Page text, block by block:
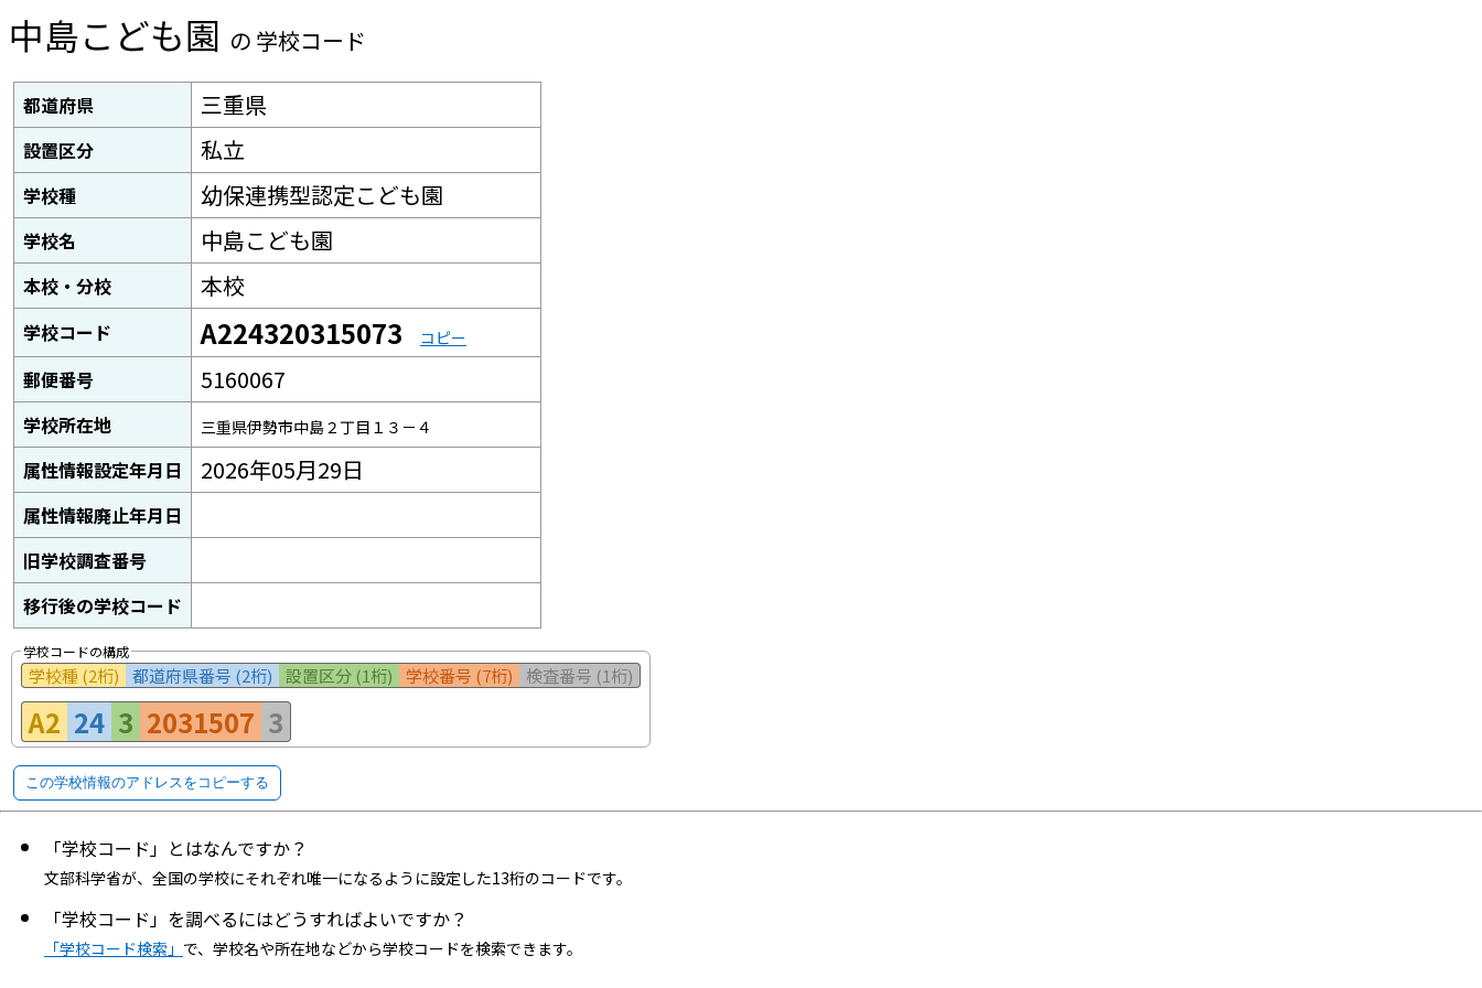
中島こども園 の 学校コード
都道府県 三重県
設置区分 私立
学校種 幼保連携型認定こども園
学校名 中島こども園
本校・分校 本校
学校コード A224320315073 コピー
郵便番号 5160067
学校所在地 三重県伊勢市中島２丁目１３－４
属性情報設定年月日 2026年05月29日
属性情報廃止年月日
旧学校調査番号
移行後の学校コード
学校コードの構成
学校種 (2桁) 都道府県番号 (2桁) 設置区分 (1桁) 学校番号 (7桁) 検査番号 (1桁)
A2 24 3 2031507 3
この学校情報のアドレスをコピーする
「学校コード」とはなんですか？
文部科学省が、全国の学校にそれぞれ唯一になるように設定した13桁のコードです。
「学校コード」を調べるにはどうすればよいですか？
「学校コード検索」 で、学校名や所在地などから学校コードを検索できます。